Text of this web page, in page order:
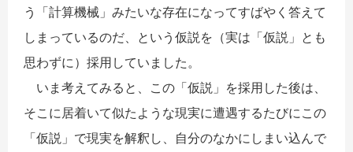
う「計算機械」みたいな存在になってすばやく答えて
しまっているのだ、という仮説を（実は「仮説」とも
思わずに）採用していました。
いま考えてみると、この「仮説」を採用した後は、
そこに居着いて似たような現実に遭遇するたびにこの
「仮説」で現実を解釈し、自分のなかにしまい込んで